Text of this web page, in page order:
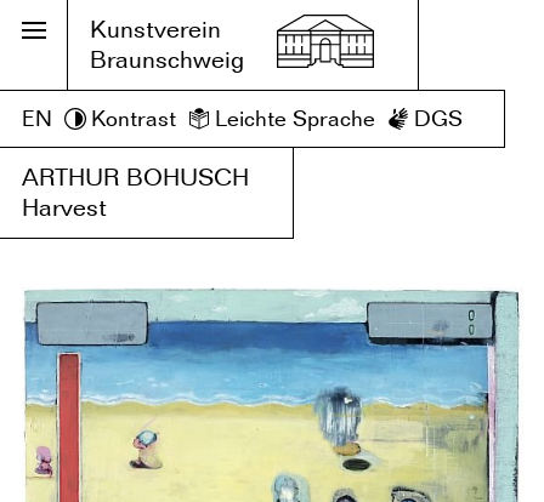
Kunstverein
Braunschweig
EN Kontrast Leichte Sprache DGS
ARTHUR BOHUSCH
Harvest